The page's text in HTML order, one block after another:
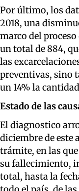
Por último, los
2018, una
marco del
un total de 884,
las
preventivas, sino
un 14% la
Estado de las
El diagnostico
diciembre de este
trámite, en las
su fallecimiento,
total, hasta la